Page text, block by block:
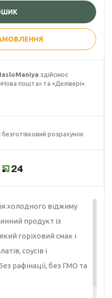
здійснює
пошта» та «Делівері».
безготівковий розрахунок
холодного віджиму
продукт із
горіховий смак і
соусів і
рафінації, без ГМО та